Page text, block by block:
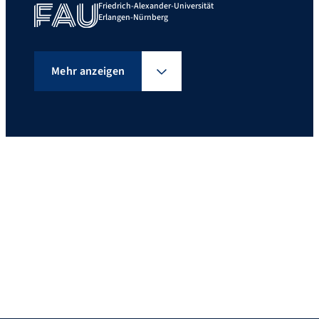
Friedrich-Alexander-Universität
Erlangen-Nürnberg
Mehr anzeigen